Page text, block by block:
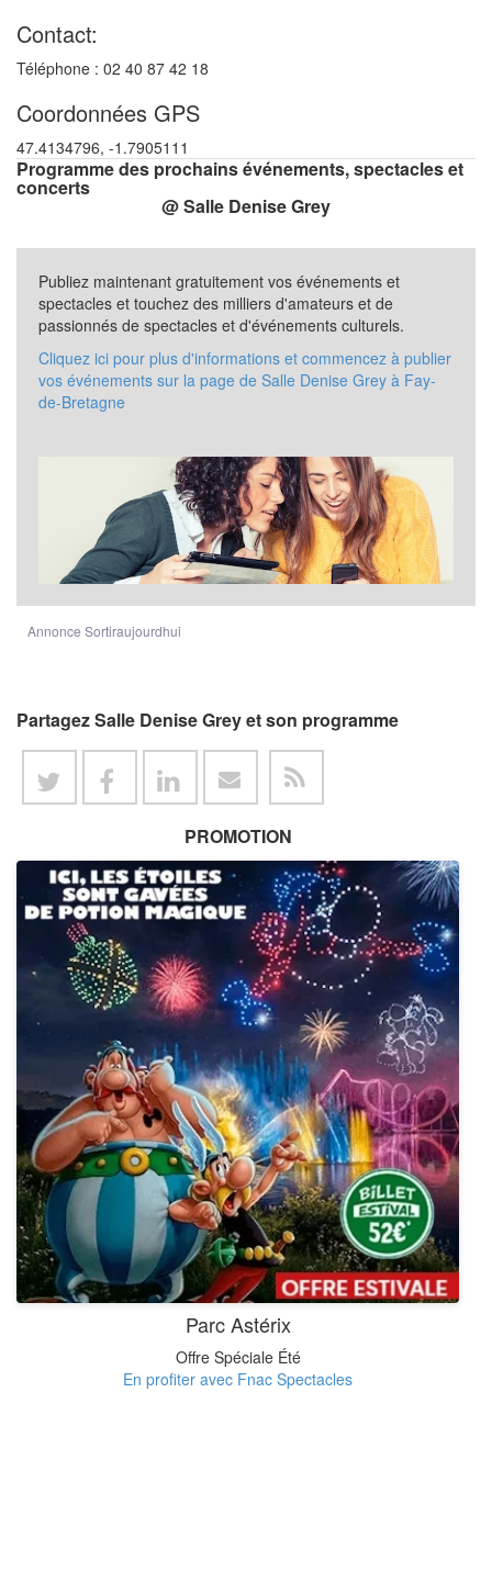
Contact:
Téléphone : 02 40 87 42 18
Coordonnées GPS
47.4134796, -1.7905111
Programme des prochains événements, spectacles et
concerts
@ Salle Denise Grey
Publiez maintenant gratuitement vos événements et
spectacles et touchez des milliers d'amateurs et de
passionnés de spectacles et d'événements culturels.
Cliquez ici pour plus d'informations et commencez à publier
vos événements sur la page de Salle Denise Grey à Fay-
de-Bretagne
Annonce Sortiraujourdhui
Partagez Salle Denise Grey et son programme
PROMOTION
Parc Astérix
Offre Spéciale Été
En profiter avec Fnac Spectacles